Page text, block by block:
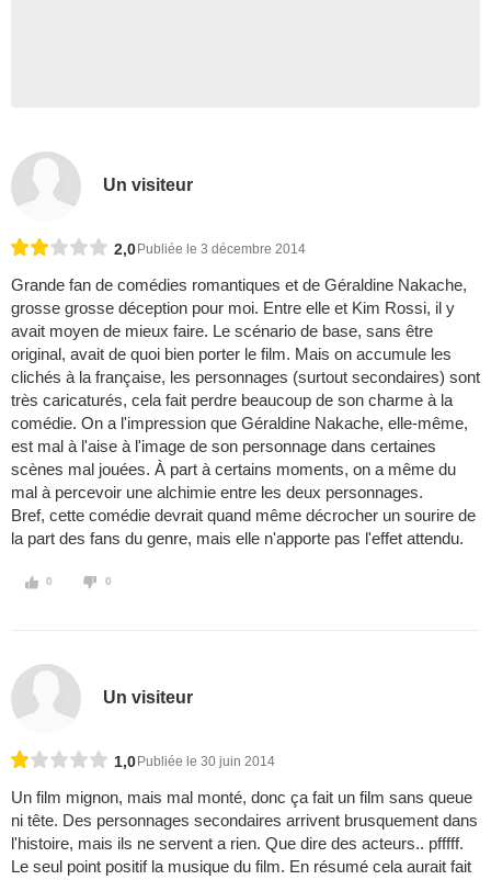
Un visiteur
2,0 Publiée le 3 décembre 2014
Grande fan de comédies romantiques et de Géraldine Nakache,
grosse grosse déception pour moi. Entre elle et Kim Rossi, il y
avait moyen de mieux faire. Le scénario de base, sans être
original, avait de quoi bien porter le film. Mais on accumule les
clichés à la française, les personnages (surtout secondaires) sont
très caricaturés, cela fait perdre beaucoup de son charme à la
comédie. On a l'impression que Géraldine Nakache, elle-même,
est mal à l'aise à l'image de son personnage dans certaines
scènes mal jouées. À part à certains moments, on a même du
mal à percevoir une alchimie entre les deux personnages.
Bref, cette comédie devrait quand même décrocher un sourire de
la part des fans du genre, mais elle n'apporte pas l'effet attendu.
0 0
Un visiteur
1,0 Publiée le 30 juin 2014
Un film mignon, mais mal monté, donc ça fait un film sans queue
ni tête. Des personnages secondaires arrivent brusquement dans
l'histoire, mais ils ne servent a rien. Que dire des acteurs.. pfffff.
Le seul point positif la musique du film. En résumé cela aurait fait